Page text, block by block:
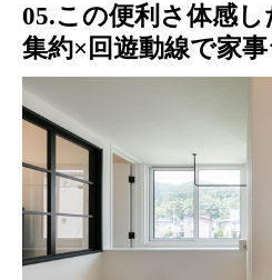
05.この便利さ体感し
集約×回遊動線で家